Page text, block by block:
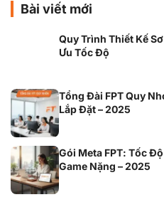
Bài viết mới
Quy Trình Thiết Kế
Ưu Tốc Độ
Tổng Đài FPT Quy
Lắp Đặt – 2025
Gói Meta FPT: Tốc
Game Nặng – 2025